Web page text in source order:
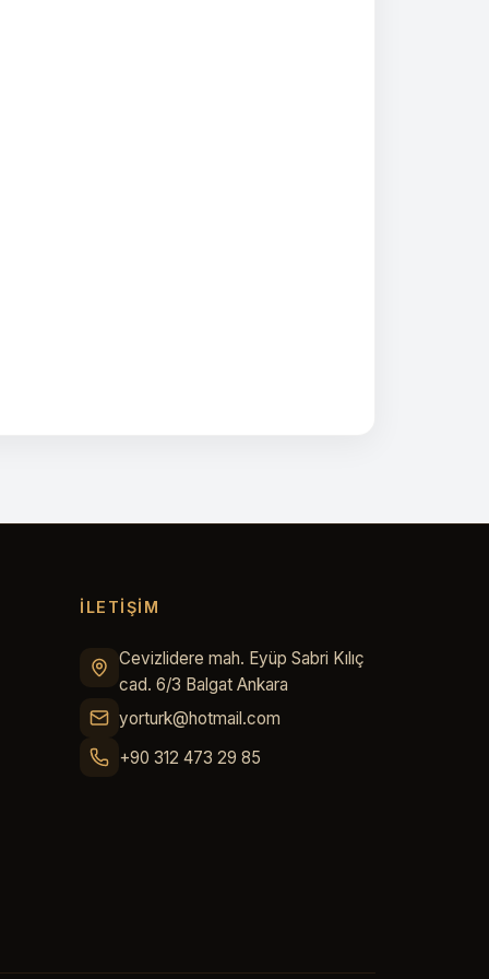
İLETİŞİM
Cevizlidere mah. Eyüp Sabri Kılıç
cad. 6/3 Balgat Ankara
yorturk@hotmail.com
+90 312 473 29 85